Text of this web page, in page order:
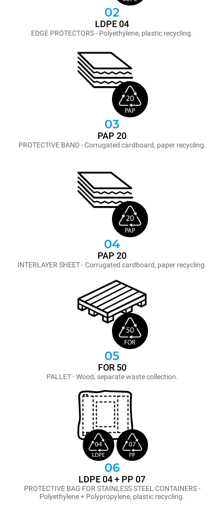
02
LDPE 04
EDGE PROTECTORS - Polyethylene, plastic recycling.
03
PAP 20
PROTECTIVE BAND - Corrugated cardboard, paper recycling.
04
PAP 20
INTERLAYER SHEET - Corrugated cardboard, paper recycling.
05
FOR 50
PALLET - Wood, separate waste collection.
06
LDPE 04 + PP 07
PROTECTIVE BAG FOR STAINLESS STEEL CONTAINERS -
Polyethylene + Polypropylene, plastic recycling.